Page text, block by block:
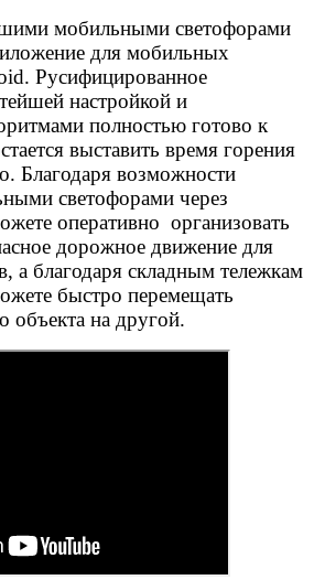
мобильными светофорами
для мобильных
Русифицированное
настройкой и
полностью готово к
выставить время горения
Благодаря возможности
светофорами через
оперативно организовать
дорожное движение для
а благодаря складным тележкам
быстро перемещать
объекта на другой.